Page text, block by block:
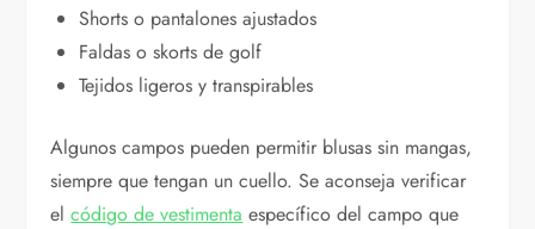
Shorts o pantalones ajustados
Faldas o skorts de golf
Tejidos ligeros y transpirables
Algunos campos pueden permitir blusas sin mangas,
siempre que tengan un cuello. Se aconseja verificar
elcódigo de vestimenta específico del campo que